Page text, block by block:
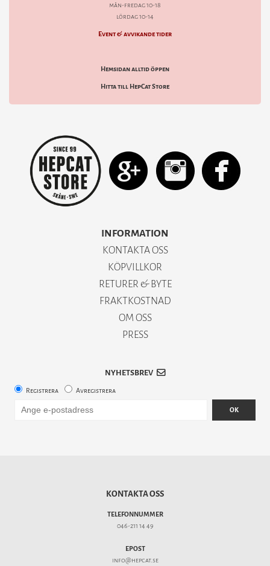
mån-fredag 10-18
lördag 10-14
Event & avvikande tider
Hemsidan alltid öppen
Hitta till HepCat Store
INFORMATION
KONTAKTA OSS
KÖPVILLKOR
RETURER & BYTE
FRAKTKOSTNAD
OM OSS
PRESS
NYHETSBREV
Registrera Avregistrera
OK
KONTAKTA OSS
TELEFONNUMMER
046-211 14 49
EPOST
info@hepcat.se